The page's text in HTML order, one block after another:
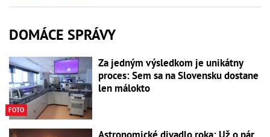
DOMÁCE SPRÁVY
FOTO
Za jedným výsledkom je unikátny
proces: Sem sa na Slovensku dostane
len málokto